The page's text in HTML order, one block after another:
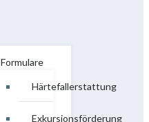
Formulare
Härtefallerstattung
Exkursionsförderung